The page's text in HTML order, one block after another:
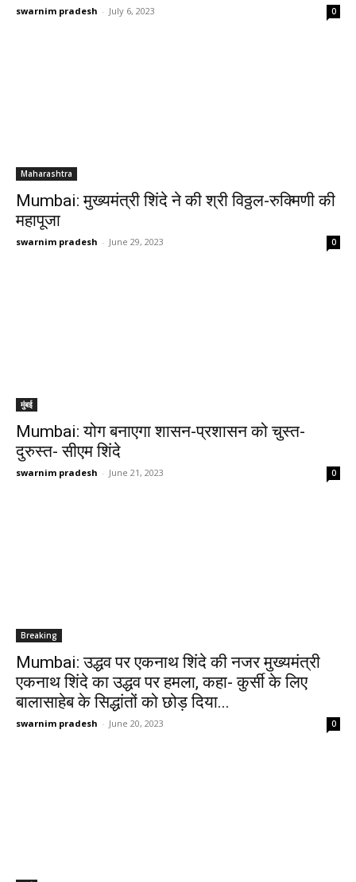
swarnim pradesh - July 6, 2023 0
Maharashtra
Mumbai: मुख्यमंत्री शिंदे ने की श्री विठ्ठल-रुक्मिणी की
महापूजा
swarnim pradesh - June 29, 2023 0
मुंबई
Mumbai: योग बनाएगा शासन-प्रशासन को चुस्त-
दुरुस्त- सीएम शिंदे
swarnim pradesh - June 21, 2023 0
Breaking
Mumbai: उद्धव पर एकनाथ शिंदे की नजर मुख्यमंत्री
एकनाथ शिंदे का उद्धव पर हमला, कहा- कुर्सी के लिए
बालासाहेब के सिद्धांतों को छोड़ दिया...
swarnim pradesh - June 20, 2023 0